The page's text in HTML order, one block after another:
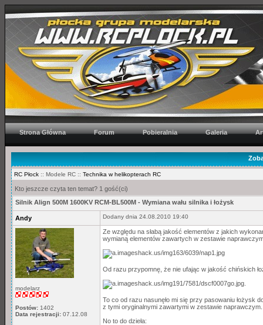
Strona Główna Forum Pobieralnia Galeria
RC Płock :: Modele RC :: Technika w helikopterach RC
Kto jeszcze czyta ten temat? 1 gość(ci)
Silnik Align 500M 1600KV RCM-BL500M - Wymiana wału silnika i łożysk
Andy Dodany dnia 24.08.2010 19:40
modelarz
Postów: 1402
Data rejestracji: 07.12.08
Ze względu na słabą jakość elementów z jakich
wymianą elementów zawartych w zestawie
Od razu przypomnę, że nie ufając w jakość chińskich
To co od razu nasunęło mi się przy pasowaniu łożysk
z tymi oryginalnymi zawartymi w zestawie
No to do dzieła: